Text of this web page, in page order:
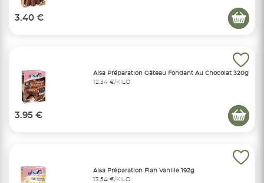
3.40 €
Alsa Préparation Gâteau Fondant Au Chocolat 320g
12,34 €/KILO
3.95 €
Alsa Préparation Flan Vanille 192g
13,54 €/KILO